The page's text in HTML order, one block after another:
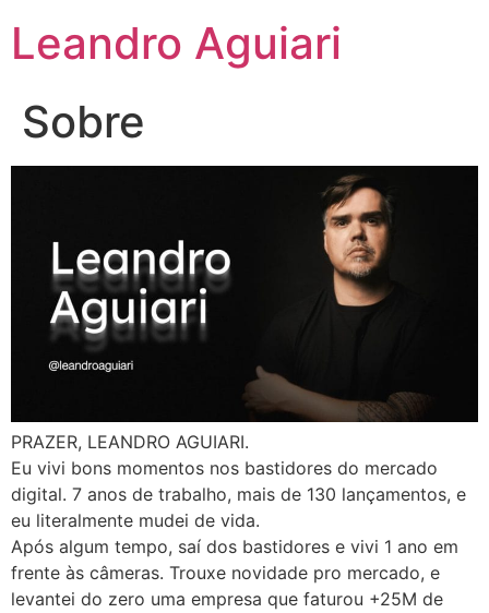
Leandro Aguiari
Sobre
PRAZER, LEANDRO AGUIARI.
Eu vivi bons momentos nos bastidores do mercado
digital. 7 anos de trabalho, mais de 130 lançamentos, e
eu literalmente mudei de vida.
Após algum tempo, saí dos bastidores e vivi 1 ano em
frente às câmeras. Trouxe novidade pro mercado, e
levantei do zero uma empresa que faturou +25M de